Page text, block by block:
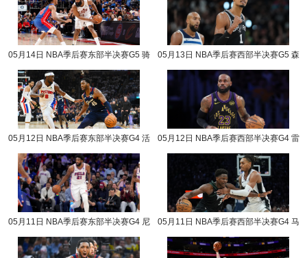
05月14日 NBA季后赛东部半决赛G5 骑
05月13日 NBA季后赛西部半决赛G5 森
05月12日 NBA季后赛东部半决赛G4 活
05月12日 NBA季后赛西部半决赛G4 雷
05月11日 NBA季后赛东部半决赛G4 尼
05月11日 NBA季后赛西部半决赛G4 马